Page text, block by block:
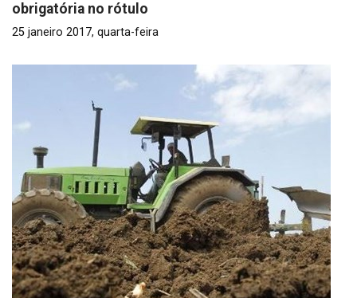
obrigatória no rótulo
25 janeiro 2017, quarta-feira